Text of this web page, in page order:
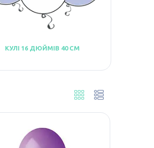
КУЛІ 16 ДЮЙМІВ 40 СМ